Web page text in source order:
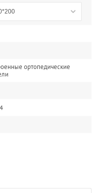
ортопедические